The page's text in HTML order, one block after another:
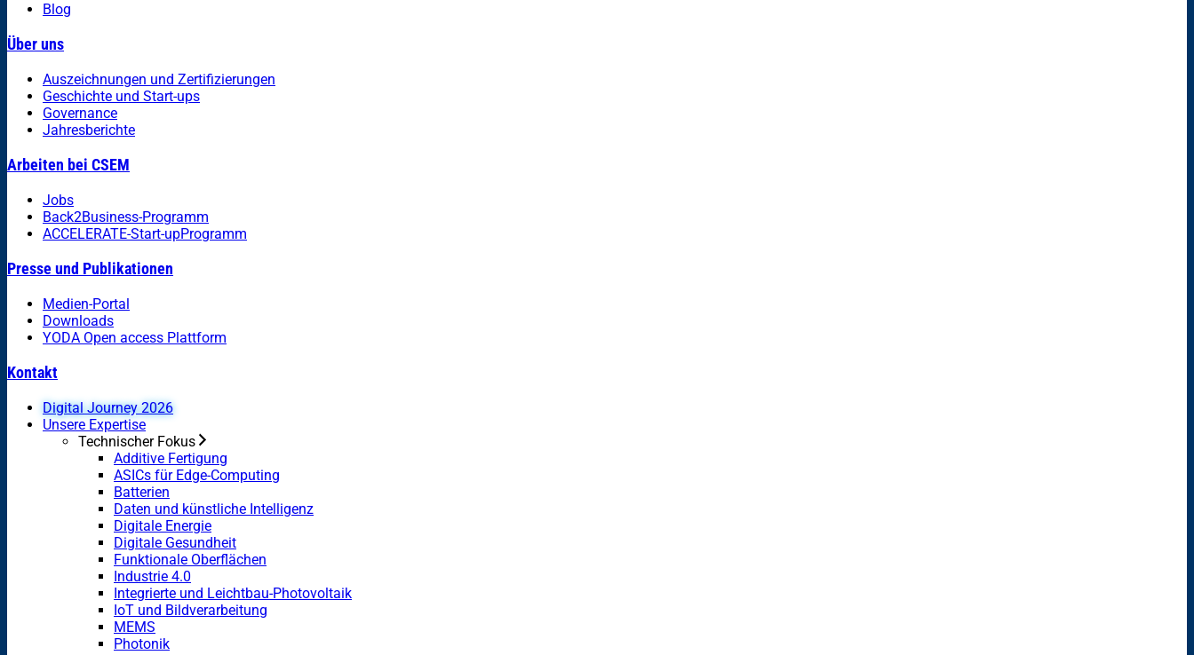
Blog
Über uns
Auszeichnungen und Zertifizierungen
Geschichte und Start-ups
Governance
Jahresberichte
Arbeiten bei CSEM
Jobs
Back2Business-Programm
ACCELERATE-Start-upProgramm
Presse und Publikationen
Medien-Portal
Downloads
YODA Open access Plattform
Kontakt
Digital Journey 2026
Unsere Expertise
Technischer Fokus
Additive Fertigung
ASICs für Edge-Computing
Batterien
Daten und künstliche Intelligenz
Digitale Energie
Digitale Gesundheit
Funktionale Oberflächen
Industrie 4.0
Integrierte und Leichtbau-Photovoltaik
IoT und Bildverarbeitung
MEMS
Photonik